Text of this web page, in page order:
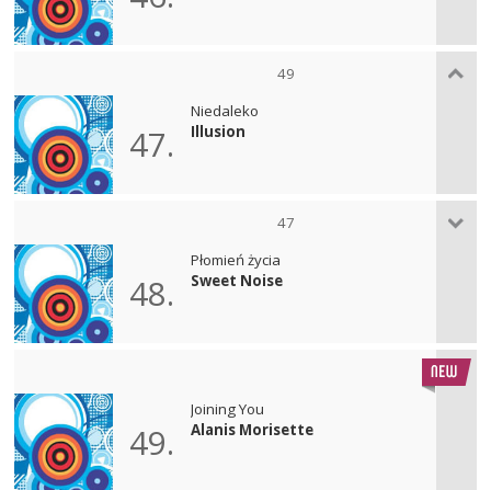
49
47.
Niedaleko
Illusion
47
48.
Płomień życia
Sweet Noise
49.
Joining You
Alanis Morisette